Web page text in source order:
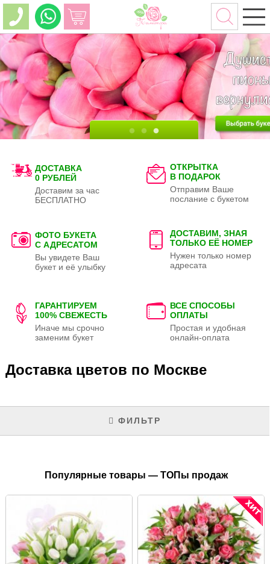
ДОСТАВКА
0 РУБЛЕЙ
Доставим за час
БЕСПЛАТНО
ОТКРЫТКА
В ПОДАРОК
Отправим Ваше
послание с букетом
ФОТО БУКЕТА
С АДРЕСАТОМ
Вы увидете Ваш
букет и её улыбку
ДОСТАВИМ, ЗНАЯ
ТОЛЬКО ЕЁ НОМЕР
Нужен только номер
адресата
ГАРАНТИРУЕМ
100% СВЕЖЕСТЬ
Иначе мы срочно
заменим букет
ВСЕ СПОСОБЫ
ОПЛАТЫ
Простая и удобная
онлайн-оплата
Доставка цветов по Москве
ФИЛЬТР
Популярные товары — ТОПы продаж